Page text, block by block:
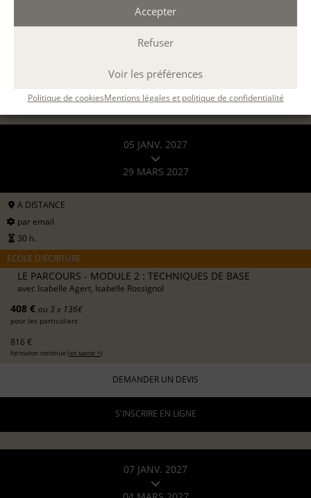
Accepter
Refuser
Voir les préférences
Politique de cookiesMentions légales et politique de confidentialité
formation continue (en savoir +)
05 JANV. 2027
29 MARS 2027
A DISTANCE
par email
30 h.
ÉCOLE D'ÉCRITURE
LE PARCOURS - MODULE 2 : TECHNIQUES DE BASE
avec Isabelle Agert, Isabelle Rossignol
408 € ou 3 x 136€
pour les particuliers
816 €
formation continue (en savoir +)
DEMANDER UN DEVIS
S'INSCRIRE EN LIGNE
07 JANV. 2027